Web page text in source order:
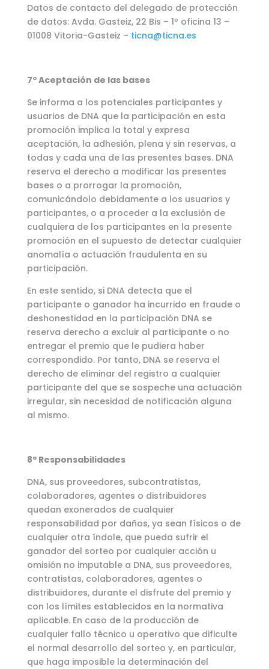
Datos de contacto del delegado de protección
de datos: Avda. Gasteiz, 22 Bis – 1º oficina 13 –
01008 Vitoria-Gasteiz – ticna@ticna.es
7º Aceptación de las bases
Se informa a los potenciales participantes y
usuarios de DNA que la participación en esta
promoción implica la total y expresa
aceptación, la adhesión, plena y sin reservas, a
todas y cada una de las presentes bases. DNA
reserva el derecho a modificar las presentes
bases o a prorrogar la promoción,
comunicándolo debidamente a los usuarios y
participantes, o a proceder a la exclusión de
cualquiera de los participantes en la presente
promoción en el supuesto de detectar cualquier
anomalía o actuación fraudulenta en su
participación.
En este sentido, si DNA detecta que el
participante o ganador ha incurrido en fraude o
deshonestidad en la participación DNA se
reserva derecho a excluir al participante o no
entregar el premio que le pudiera haber
correspondido. Por tanto, DNA se reserva el
derecho de eliminar del registro a cualquier
participante del que se sospeche una actuación
irregular, sin necesidad de notificación alguna
al mismo.
8º Responsabilidades
DNA, sus proveedores, subcontratistas,
colaboradores, agentes o distribuidores
quedan exonerados de cualquier
responsabilidad por daños, ya sean físicos o de
cualquier otra índole, que pueda sufrir el
ganador del sorteo por cualquier acción u
omisión no imputable a DNA, sus proveedores,
contratistas, colaboradores, agentes o
distribuidores, durante el disfrute del premio y
con los límites establecidos en la normativa
aplicable. En caso de la producción de
cualquier fallo técnico u operativo que dificulte
el normal desarrollo del sorteo y, en particular,
que haga imposible la determinación del